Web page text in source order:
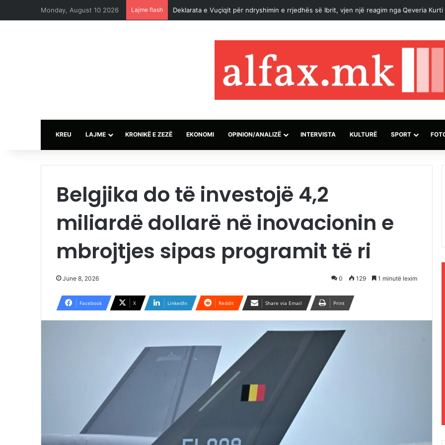
Monday, August 10 2026 Lajme flash Konjufca i reagon Zelenskyt: Kosova është shtet sovran dhe i pavarur
KREU LAJME KRONIKË E ZEZË EKONOMI OPINION/ANALIZË INTERVISTA KULTURË SPORT
Belgjika do të investojë 4,2
miliardë dollarë në inovacionin e
mbrojtjes sipas programit të ri
June 8, 2026 0 129 1 minutë lexim
Facebook X LinkedIn Reddit Share via Email Print